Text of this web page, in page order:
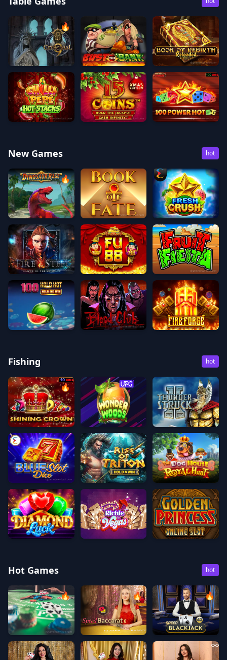
Cathedral 9
🔥
Bust The Bank Book of Rebirth
New Games hot
Dinosaur Rage
🔥
Book of Fate Fresh Crush
Fire & Steel Fu 88 Fruit Fiesta
Fishing hot
Shining Crown
🔥
Wonder Woods Thunderstruck II
Blue Slot (Dice) Rise of Triton The Dog House - Royal
Hot Games hot
Classic Speed Blackjack 119
🔥
Speed Baccarat 6
🔥
Speed Blackjack 43
🔥